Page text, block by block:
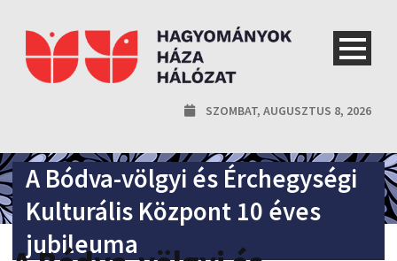
SZOMBAT, AUGUSZTUS 8, 2026
A Bódva-völgyi és Érchegységi
Kulturális Központ 10 éves
jubileuma